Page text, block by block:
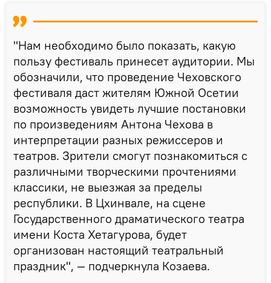
"Нам необходимо было показать, какую
пользу фестиваль принесет аудитории. Мы
обозначили, что проведение Чеховского
фестиваля даст жителям Южной Осетии
возможность увидеть лучшие постановки
по произведениям Антона Чехова в
интерпретации разных режиссеров и
театров. Зрители смогут познакомиться с
различными творческими прочтениями
классики, не выезжая за пределы
республики. В Цхинвале, на сцене
Государственного драматического театра
имени Коста Хетагурова, будет
организован настоящий театральный
праздник", — подчеркнула Козаева.